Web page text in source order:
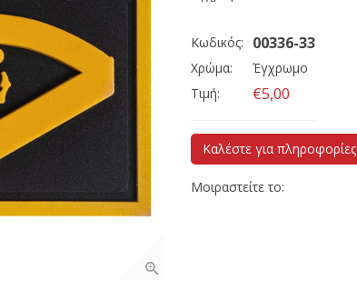
Κωδικός: 00336-33
Χρώμα:
Έγχρωμο
Τιμή:
€5,00
Καλέστε για πληροφορίες
Μοιραστείτε το: